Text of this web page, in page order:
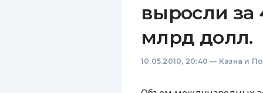
выросли за
млрд долл.
10.05.2010, 20:40 — Казна и